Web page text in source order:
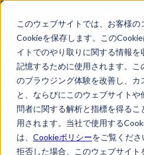
このウェブサイトでは、お客様の
Cookieを保存します。この
イトでのやり取りに関する情報を
記憶するために使用されます。こ
のブラウジング体験を改善し、カ
と、ならびにこのウェブサイトや
問者に関する解析と指標を得るこ
用されます。当社で使用する
は、 Cookieポリシーをご覧くださ
拒否した場合、このウェブサイト
4/14付のDIGITAL Xで
「KIBIT-Connect」の
ました